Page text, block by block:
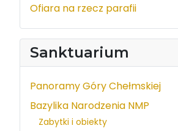
Ofiara na rzecz parafii
Sanktuarium
Panoramy Góry Chełmskiej
Bazylika Narodzenia NMP
Zabytki i obiekty